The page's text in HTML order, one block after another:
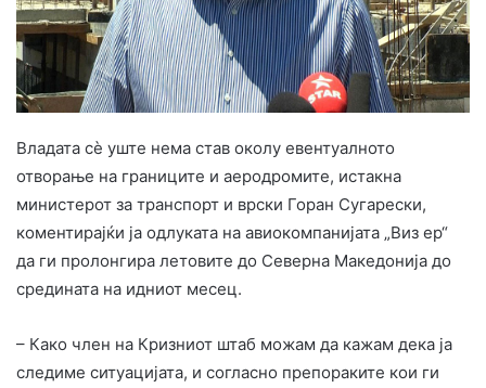
Владата сè уште нема став околу евентуалното
отворање на границите и аеродромите, истакна
министерот за транспорт и врски Горан Сугарески,
коментирајќи ја одлуката на авиокомпанијата „Виз ер“
да ги пролонгира летовите до Северна Македонија до
средината на идниот месец.
– Како член на Кризниот штаб можам да кажам дека ја
следиме ситуацијата, и согласно препораките кои ги